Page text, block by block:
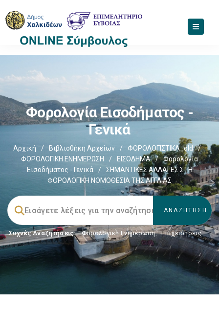
Φορολογία Εισοδήματος -
Γενικά
Αρχική / Βιβλιοθήκη Αρχείων / ΦΟΡΟΛΟΓΙΣΤΙΚΑ_old
/
ΦΟΡΟΛΟΓΙΚΗ ΕΝΗΜΕΡΩΣΗ
/ ΕΙΣΟΔΗΜΑ /
Φορολογία
Εισοδήματος - Γενικά
/
ΣΗΜΑΝΤΙΚΕΣ ΑΛΛΑΓΕΣ ΣΤΗ
ΦΟΡΟΛΟΓΙΚΗ ΝΟΜΟΘΕΣΙΑ ΤΗΣ ΑΓΓΛΙΑΣ
Συχνές Αναζητήσεις: Φορολογικη Ενημέρωση, Επιχειρήσεις